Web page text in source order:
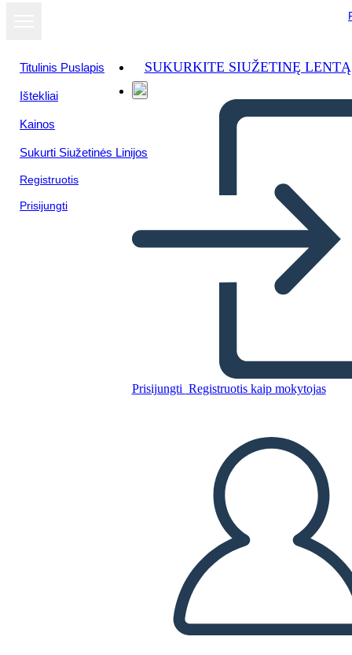
Titulinis Puslapis
Ištekliai
Kainos
Sukurti Siužetinės Linijos
Registruotis
Prisijungti
SUKURKITE SIUŽETINĘ LENTĄ
Prisijungti Registruotis kaip mokytojas
Cronología de los Derechos
de Voto
Nukopijuokite šią siužetinę lentą
SUKURTI SIUŽETINĘ LENTĄ
PALEISTI SKAIDRIŲ DEMONSTRACIJĄ
SKAITYK MAN